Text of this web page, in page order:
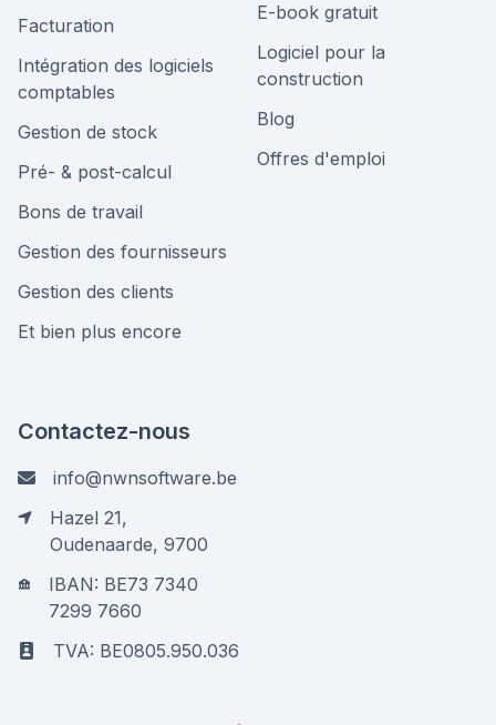
Facturation
Intégration des logiciels
comptables
Gestion de stock
Pré- & post-calcul
Bons de travail
Gestion des fournisseurs
Gestion des clients
Et bien plus encore
E-book gratuit
Logiciel pour la
construction
Blog
Offres d'emploi
Contactez-nous
info@nwnsoftware.be
Hazel 21,
Oudenaarde, 9700
IBAN: BE73 7340
7299 7660
TVA: BE0805.950.036